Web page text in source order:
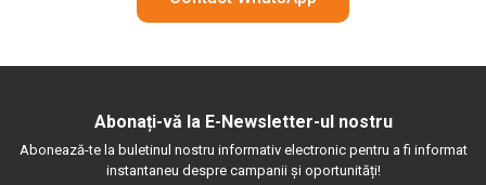
Abonați-vă la E-Newsletter-ul nostru
Abonează-te la buletinul nostru informativ electronic pentru a fi informat
instantaneu despre campanii și oportunități!